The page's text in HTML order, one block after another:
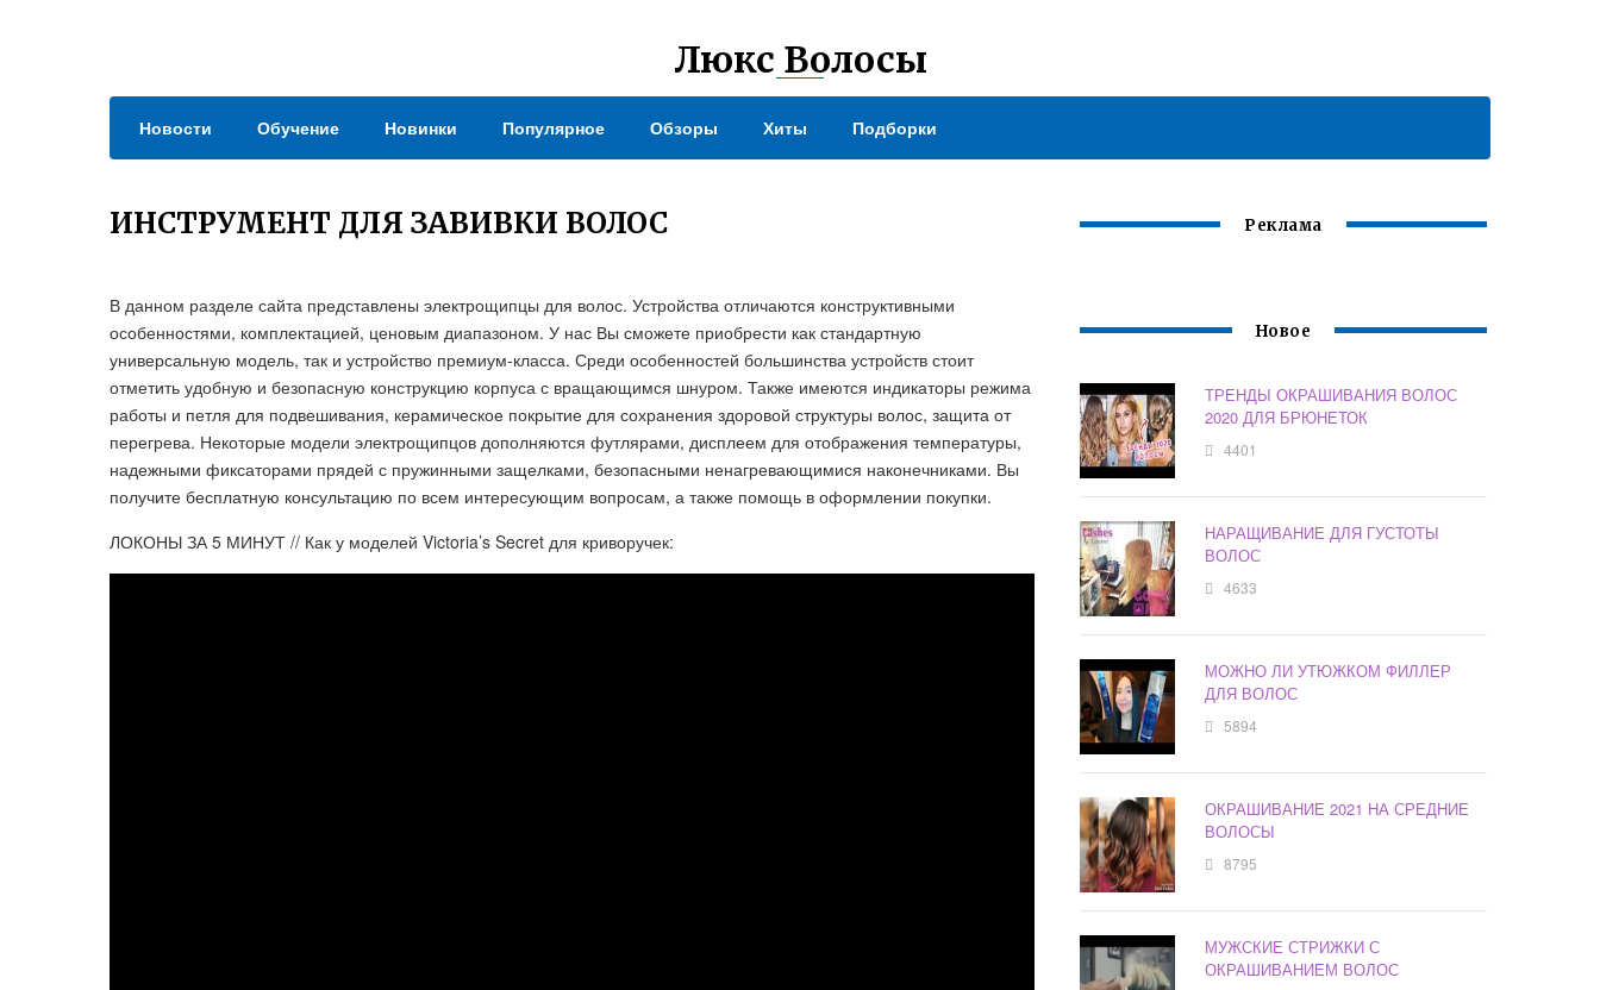
Люкс Волосы
Новости Обучение Новинки Популярное Обзоры Хиты Подборки
ИНСТРУМЕНТ ДЛЯ ЗАВИВКИ ВОЛОС
В данном разделе сайта представлены электрощипцы для волос. Устройства отличаются конструктивными
особенностями, комплектацией, ценовым диапазоном. У нас Вы сможете приобрести как стандартную
универсальную модель, так и устройство премиум-класса. Среди особенностей большинства устройств стоит
отметить удобную и безопасную конструкцию корпуса с вращающимся шнуром. Также имеются индикаторы режима
работы и петля для подвешивания, керамическое покрытие для сохранения здоровой структуры волос, защита от
перегрева. Некоторые модели электрощипцов дополняются футлярами, дисплеем для отображения температуры,
надежными фиксаторами прядей с пружинными защелками, безопасными ненагревающимися наконечниками. Вы
получите бесплатную консультацию по всем интересующим вопросам, а также помощь в оформлении покупки.
ЛОКОНЫ ЗА 5 МИНУТ // Как у моделей Victoria’s Secret для криворучек:
Реклама
Новое
ТРЕНДЫ ОКРАШИВАНИЯ ВОЛОС
2020 ДЛЯ БРЮНЕТОК
4401
НАРАЩИВАНИЕ ДЛЯ ГУСТОТЫ
ВОЛОС
4633
МОЖНО ЛИ УТЮЖКОМ ФИЛЛЕР
ДЛЯ ВОЛОС
5894
ОКРАШИВАНИЕ 2021 НА СРЕДНИЕ
ВОЛОСЫ
8795
МУЖСКИЕ СТРИЖКИ С
ОКРАШИВАНИЕМ ВОЛОС